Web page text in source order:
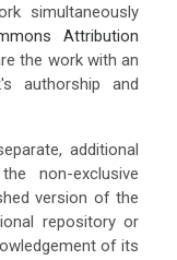
simultaneously
Attribution
the work with an
authorship and
additional
non-exclusive
version of the
repository or
of its